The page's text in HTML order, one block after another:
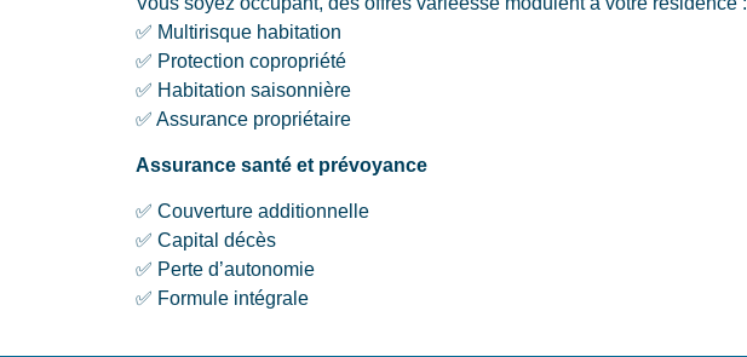
✅ Multirisque habitation
✅ Protection copropriété
✅ Habitation saisonnière
✅ Assurance propriétaire
Assurance santé et prévoyance
✅ Couverture additionnelle
✅ Capital décès
✅ Perte d’autonomie
✅ Formule intégrale